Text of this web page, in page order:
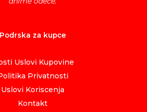
Podrska za kupce
Uslovi Kupovine
Privatnosti
Uslovi Koriscenja
Kontakt